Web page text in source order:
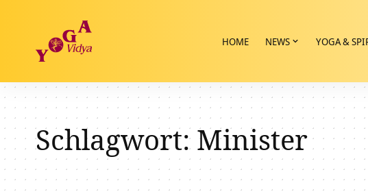
HOME NEWS YOGA &
Schlagwort:Minister